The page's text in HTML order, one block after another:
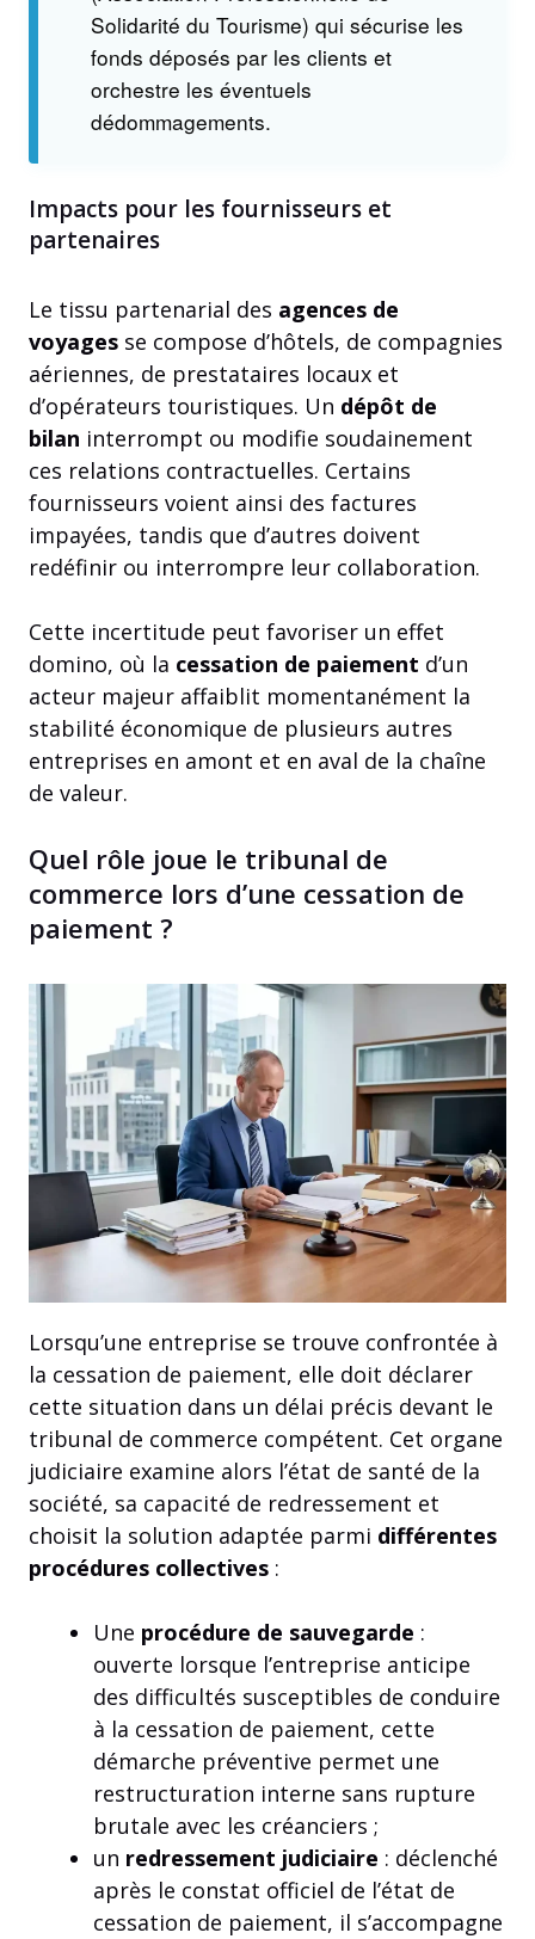
Solidarité du Tourisme) qui sécurise les
fonds déposés par les clients et
orchestre les éventuels
dédommagements.
Impacts pour les fournisseurs et
partenaires
Le tissu partenarial des agences de
voyages se compose d’hôtels, de compagnies
aériennes, de prestataires locaux et
d’opérateurs touristiques. Un dépôt de
bilan interrompt ou modifie soudainement
ces relations contractuelles. Certains
fournisseurs voient ainsi des factures
impayées, tandis que d’autres doivent
redéfinir ou interrompre leur collaboration.
Cette incertitude peut favoriser un effet
domino, où la cessation de paiement d’un
acteur majeur affaiblit momentanément la
stabilité économique de plusieurs autres
entreprises en amont et en aval de la chaîne
de valeur.
Quel rôle joue le tribunal de
commerce lors d’une cessation de
paiement ?
Lorsqu’une entreprise se trouve confrontée à
la cessation de paiement, elle doit déclarer
cette situation dans un délai précis devant le
tribunal de commerce compétent. Cet organe
judiciaire examine alors l’état de santé de la
société, sa capacité de redressement et
choisit la solution adaptée parmi différentes
procédures collectives :
Une procédure de sauvegarde :
ouverte lorsque l’entreprise anticipe
des difficultés susceptibles de conduire
à la cessation de paiement, cette
démarche préventive permet une
restructuration interne sans rupture
brutale avec les créanciers ;
un redressement judiciaire : déclenché
après le constat officiel de l’état de
cessation de paiement, il s’accompagne